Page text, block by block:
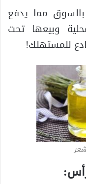
مما يدفع
وبيعها تحت
للمستهلك!